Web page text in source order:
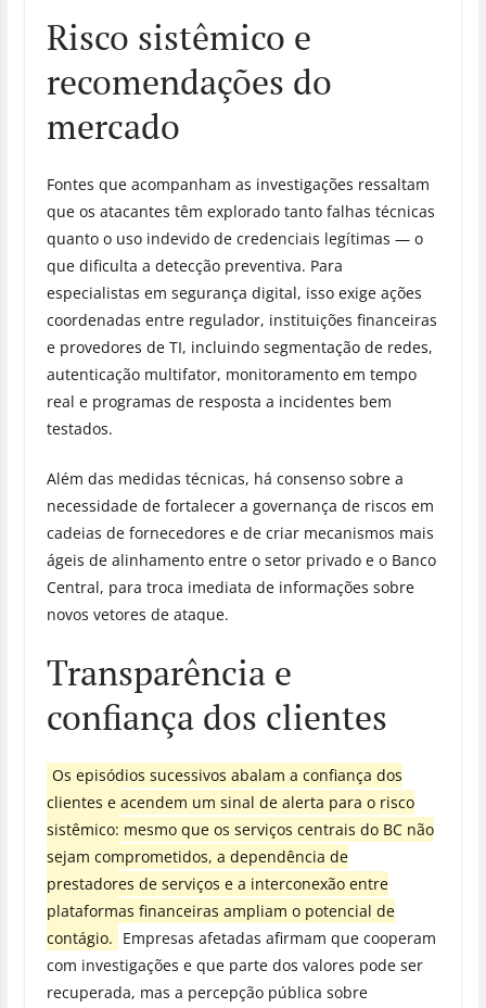
Risco sistêmico e
recomendações do
mercado
Fontes que acompanham as investigações ressaltam
que os atacantes têm explorado tanto falhas técnicas
quanto o uso indevido de credenciais legítimas — o
que dificulta a detecção preventiva. Para
especialistas em segurança digital, isso exige ações
coordenadas entre regulador, instituições financeiras
e provedores de TI, incluindo segmentação de redes,
autenticação multifator, monitoramento em tempo
real e programas de resposta a incidentes bem
testados.
Além das medidas técnicas, há consenso sobre a
necessidade de fortalecer a governança de riscos em
cadeias de fornecedores e de criar mecanismos mais
ágeis de alinhamento entre o setor privado e o Banco
Central, para troca imediata de informações sobre
novos vetores de ataque.
Transparência e
confiança dos clientes
Os episódios sucessivos abalam a confiança dos
clientes e acendem um sinal de alerta para o risco
sistêmico: mesmo que os serviços centrais do BC não
sejam comprometidos, a dependência de
prestadores de serviços e a interconexão entre
plataformas financeiras ampliam o potencial de
contágio. Empresas afetadas afirmam que cooperam
com investigações e que parte dos valores pode ser
recuperada, mas a percepção pública sobre